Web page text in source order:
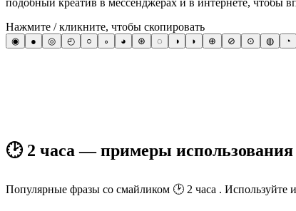
подобный креатив в мессенджерах и в интернете, чтобы
Нажмите / кликните, чтобы скопировать
◉ ● ◎ ◴ ○ ∘ ◕ ⊛ ◌ ◑ ◗ ⊕ ⊘ ⊙ ◍ ◔
🕑 2 часа — примеры использования
Популярные фразы со смайликом 🕑 2 часа . Используйте